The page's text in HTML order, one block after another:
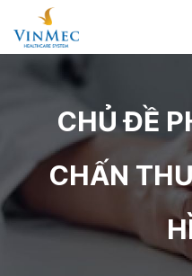
CHỦ ĐỀ
CHẤN